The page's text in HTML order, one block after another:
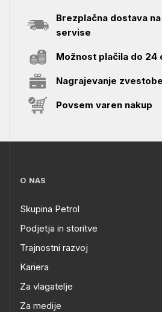
Brezplačna dostava
servise
Možnost plačila do
Nagrajevanje
Povsem varen nakup
O NAS
Skupina Petrol
Podjetja in storitve
Trajnostni razvoj
Kariera
Za vlagatelje
Za medije